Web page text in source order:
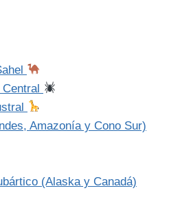
Amazonía y Cono Sur)
(Alaska y Canadá)